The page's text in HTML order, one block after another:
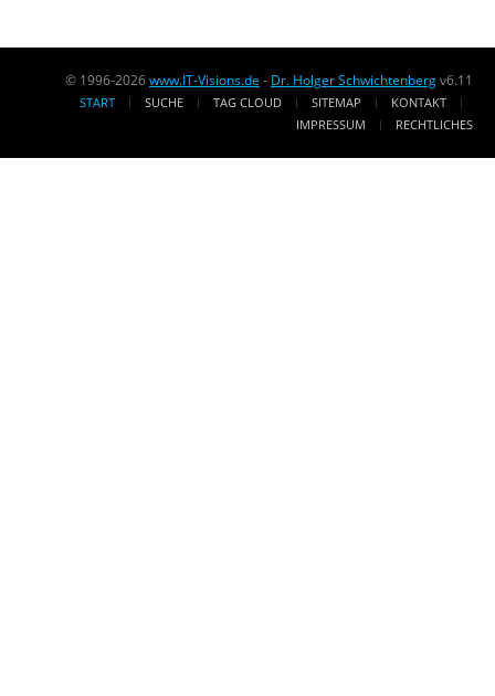
© 1996-2026www.IT-Visions.de - Dr. Holger Schwichtenbergv6.11
START SUCHE TAG CLOUD SITEMAP
KONTAKT
IMPRESSUM
RECHTLICHES